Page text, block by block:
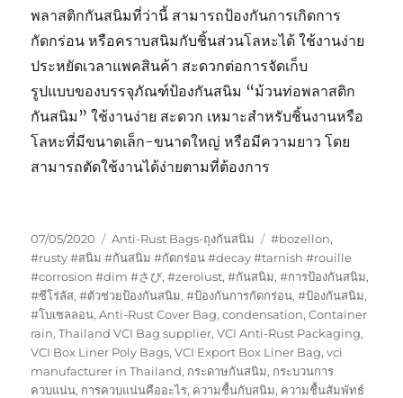
พลาสติกกันสนิมที่ว่านี้ สามารถป้องกันการเกิดการ
กัดกร่อน หรือคราบสนิมกับชิ้นส่วนโลหะได้ ใช้งานง่าย
ประหยัดเวลาแพคสินค้า สะดวกต่อการจัดเก็บ
รูปแบบของบรรจุภัณฑ์ป้องกันสนิม “ม้วนท่อพลาสติก
กันสนิม” ใช้งานง่าย สะดวก เหมาะสำหรับชิ้นงานหรือ
โลหะที่มีขนาดเล็ก-ขนาดใหญ่ หรือมีความยาว โดย
สามารถตัดใช้งานได้ง่ายตามที่ต้องการ
Posted
on
07/05/2020 Categories
Anti-Rust Bags-ถุงกันสนิม Tags
#bozellon,
#rusty #สนิม #กันสนิม #กัดกร่อน #decay #tarnish #rouille
#corrosion #dim #さび,#zerolust,#กันสนิม,#การป้องกันสนิม,
#ซีโร่ลัส,#ตัวช่วยป้องกันสนิม,#ป้องกันการกัดกร่อน,#ป้องกันสนิม,
#โบเซลลอน,Anti-Rust Cover Bag,condensation,Container
rain,Thailand VCI Bag supplier,VCI Anti-Rust Packaging,
VCI Box Liner Poly Bags,VCI Export Box Liner Bag,vci
manufacturer in Thailand, กระดาษกันสนิม, กระบวนการ
ควบแน่น, การควบแน่นคืออะไร, ความชื้นกับสนิม, ความชื้นสัมพัทธ์